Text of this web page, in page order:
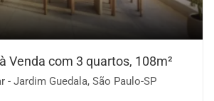
Venda com 3 quartos, 108m²
- Jardim Guedala, São Paulo-SP